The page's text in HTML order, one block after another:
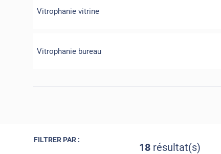
Vitrophanie vitrine
Vitrophanie bureau
FILTRER PAR :
18 résultat(s)